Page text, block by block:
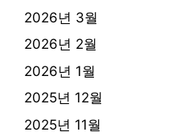
2026년 3월
2026년 2월
2026년 1월
2025년 12월
2025년 11월